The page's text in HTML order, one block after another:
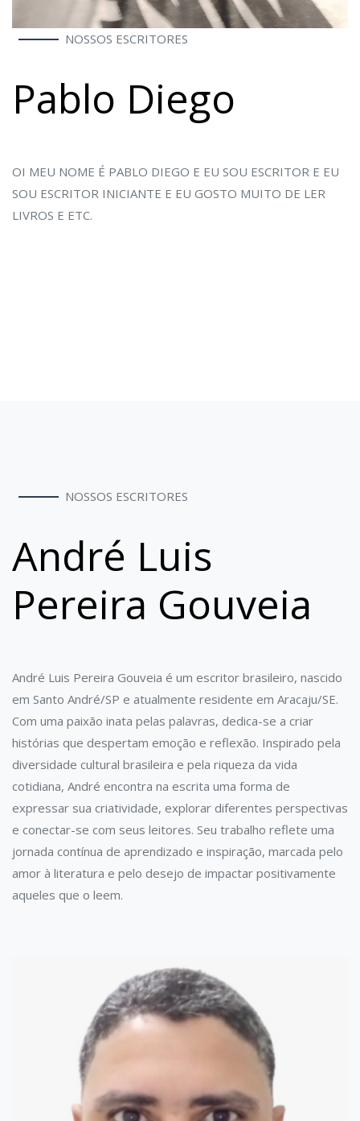
NOSSOS ESCRITORES
Pablo Diego
OI MEU NOME É PABLO DIEGO E EU SOU ESCRITOR E EU
SOU ESCRITOR INICIANTE E EU GOSTO MUITO DE LER
LIVROS E ETC.
NOSSOS ESCRITORES
André Luis
Pereira Gouveia
André Luis Pereira Gouveia é um escritor brasileiro, nascido
em Santo André/SP e atualmente residente em Aracaju/SE.
Com uma paixão inata pelas palavras, dedica-se a criar
histórias que despertam emoção e reflexão. Inspirado pela
diversidade cultural brasileira e pela riqueza da vida
cotidiana, André encontra na escrita uma forma de
expressar sua criatividade, explorar diferentes perspectivas
e conectar-se com seus leitores. Seu trabalho reflete uma
jornada contínua de aprendizado e inspiração, marcada pelo
amor à literatura e pelo desejo de impactar positivamente
aqueles que o leem.